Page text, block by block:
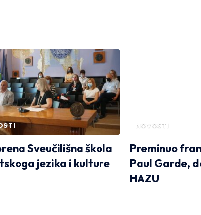
Sveučilišna škola
jezika i kulture
NOVOSTI
Preminuo
Paul Garde,
HAZU